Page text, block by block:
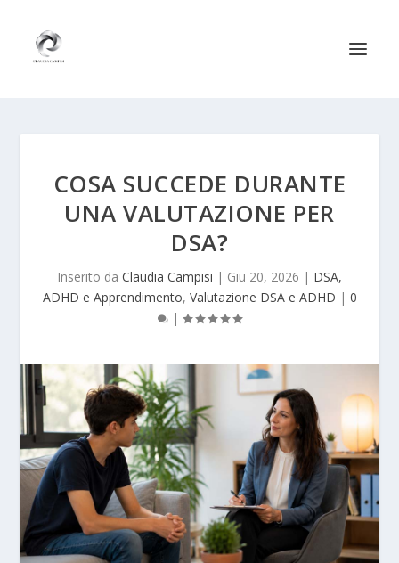
COSA SUCCEDE DURANTE
UNA VALUTAZIONE PER
DSA?
Inserito da Claudia Campisi | Giu 20, 2026 | DSA,
ADHD e Apprendimento, Valutazione DSA e ADHD | 0
|